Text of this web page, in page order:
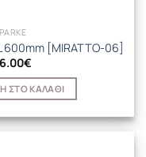
600mm [MIRATTO-06]
€
ΣΤΟ ΚΑΛΆΘΙ